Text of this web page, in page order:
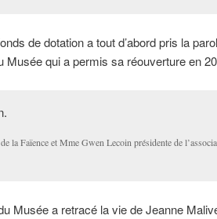
de dotation a tout d’abord pris la
Musée qui a permis sa réouverture en
la Faïence et Mme Gwen Lecoin présidente de
Musée a retracé la vie de Jeanne